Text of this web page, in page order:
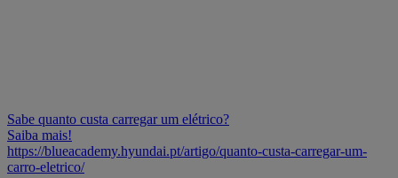
Sabe quanto custa carregar um elétrico?
Saiba mais!
https://blueacademy.hyundai.pt/artigo/quanto-custa-carregar-um-
carro-eletrico/